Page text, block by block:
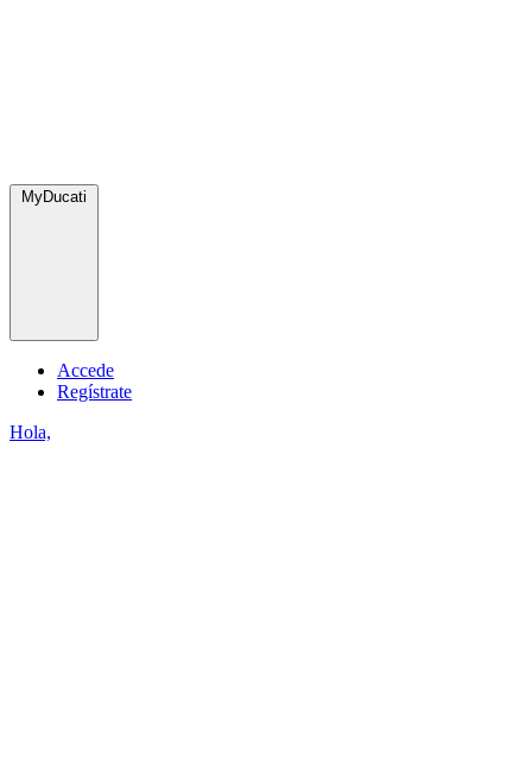
MyDucati
Accede
Regístrate
Hola,